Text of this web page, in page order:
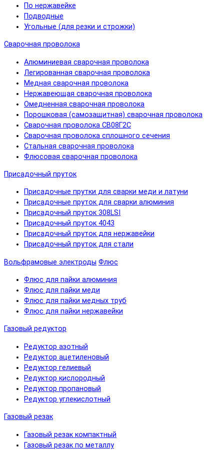
По нержавейке
Подводные
Угольные (для резки и строжки)
Сварочная проволока
Алюминиевая сварочная проволока
Легированная сварочная проволока
Медная сварочная проволока
Нержавеющая сварочная проволока
Омедненная сварочная проволока
Порошковая (самозащитная) сварочная проволока
Сварочная проволока СВ08Г2С
Сварочная проволока сплошного сечения
Стальная сварочная проволока
Флюсовая сварочная проволока
Присадочный пруток
Присадочные прутки для сварки меди и латуни
Присадочные пруток для сварки алюминия
Присадочный пруток 308LSI
Присадочный пруток 4043
Присадочный пруток для нержавейки
Присадочный пруток для стали
Вольфрамовые электроды Флюс
Флюс для пайки алюминия
Флюс для пайки меди
Флюс для пайки медных труб
Флюс для пайки нержавейки
Газовый редуктор
Редуктор азотный
Редуктор ацетиленовый
Редуктор гелиевый
Редуктор кислородный
Редуктор пропановый
Редуктор углекислотный
Газовый резак
Газовый резак компактный
Газовый резак по металлу